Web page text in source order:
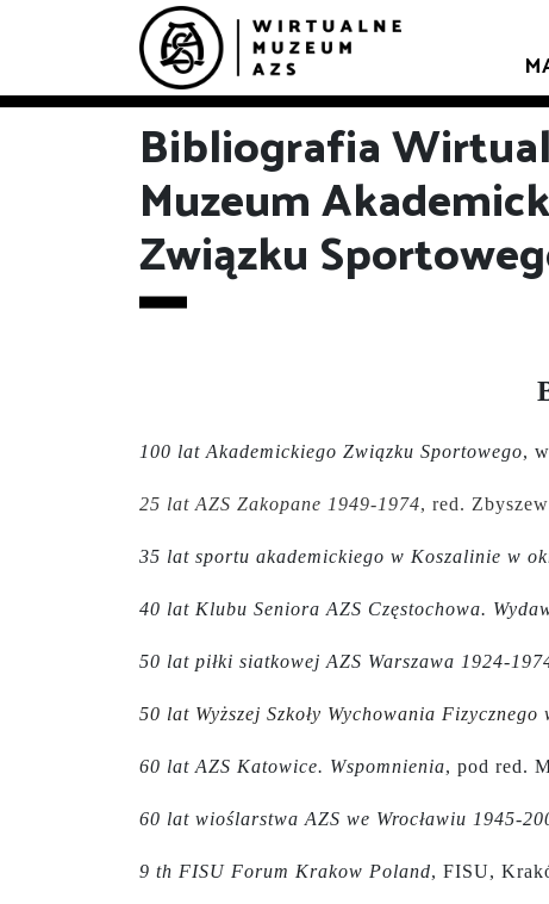
Bibliografia
Muzeum
Związku
100 lat Akademickiego Związku Sportowego,
25 lat AZS Zakopane 1949-1974, red.
35 lat sportu akademickiego w Koszalinie w
40 lat Klubu Seniora AZS Częstochowa.
50 lat piłki siatkowej AZS Warszawa 1924-
50 lat Wyższej Szkoły Wychowania
60 lat AZS Katowice. Wspomnienia, pod red.
60 lat wioślarstwa AZS we Wrocławiu 1945-
9 th FISU Forum Krakow Poland, FISU,